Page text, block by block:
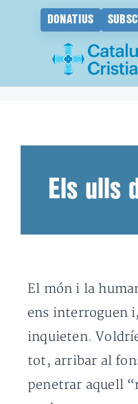
DONATIUS
Els ulls
El món i la
ens interroguen
inquieten.
tot, arribar al
penetrar aquell